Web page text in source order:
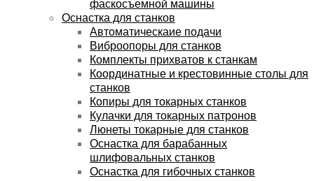
фаскосъемной машины
Оснастка для станков
Автоматическаие подачи
Виброопоры для станков
Комплекты прихватов к станкам
Координатные и крестовинные столы для
станков
Копиры для токарных станков
Кулачки для токарных патронов
Люнеты токарные для станков
Оснастка для барабанных
шлифовальных станков
Оснастка для гибочных станков